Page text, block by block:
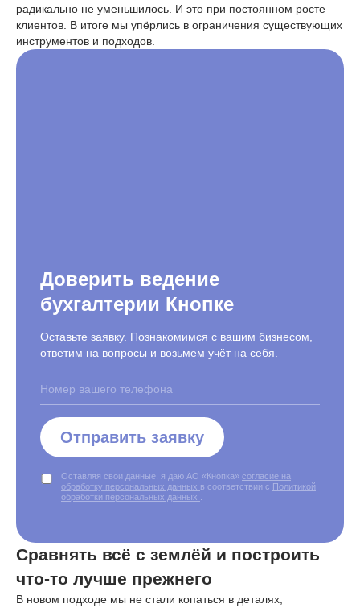
радикально не уменьшилось. И это при постоянном росте
клиентов. В итоге мы упёрлись в ограничения существующих
инструментов и подходов.
Доверить ведение
бухгалтерии Кнопке
Оставьте заявку. Познакомимся с вашим бизнесом,
ответим на вопросы и возьмем учёт на себя.
Отправить заявку
Оставляя свои данные, я даю АО «Кнопка» согласие на
обработку персональных данных в соответствии с Политикой
обработки персональных данных
Сравнять всё с землёй и построить
что-то лучше прежнего
В новом подходе мы не стали копаться в деталях,